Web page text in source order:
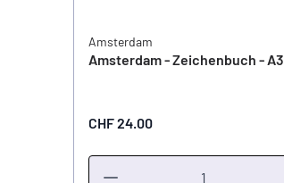
Amsterdam
Amsterdam - Zeichenbuch - A3
CHF 24.00